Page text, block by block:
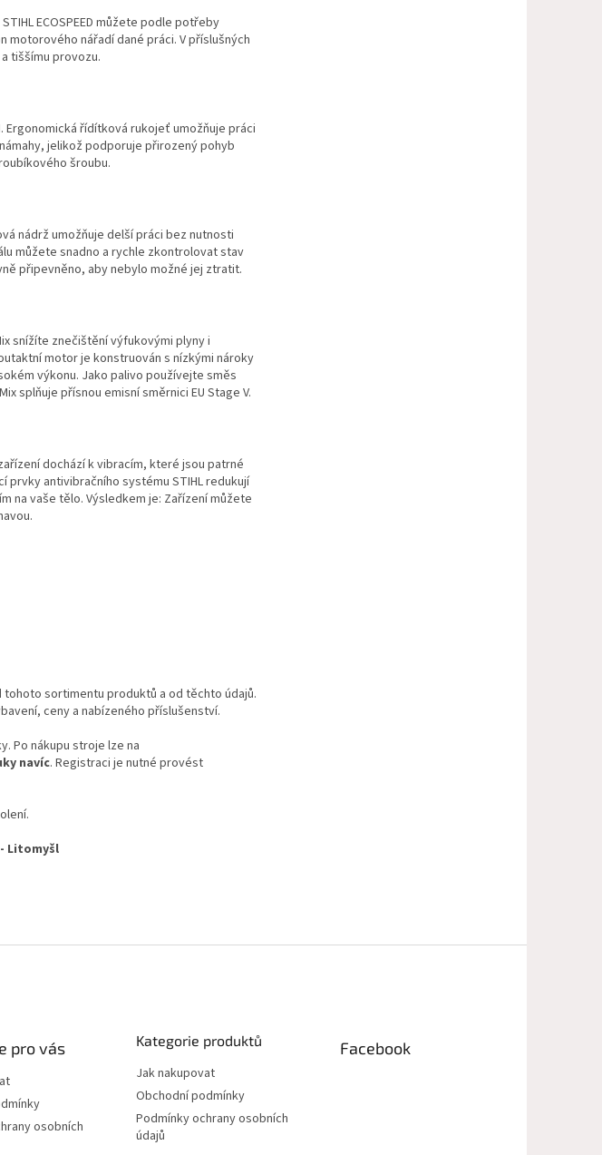
ECOSPEED můžete podle potřeby
nářadí dané práci. V příslušných
tiššímu provozu.
Ergonomická řídítková rukojeť umožňuje práci
jelikož podporuje přirozený pohyb
šroubu.
nádrž umožňuje delší práci bez nutnosti
můžete snadno a rychle zkontrolovat stav
připevněno, aby nebylo možné jej ztratit.
snížíte znečištění výfukovými plyny i
motor je konstruován s nízkými nároky
výkonu. Jako palivo používejte směs
splňuje přísnou emisní směrnici EU Stage V.
zařízení dochází k vibracím, které jsou patrné
antivibračního systému STIHL redukují
na vaše tělo. Výsledkem je: Zařízení můžete
sortimentu produktů a od těchto údajů.
ceny a nabízeného příslušenství.
Po nákupu stroje lze na
navíc. Registraci je nutné provést
Litomyšl
pro vás
osobních
Kategorie produktů
Jak nakupovat
Obchodní podmínky
Podmínky ochrany osobních
údajů
Facebook